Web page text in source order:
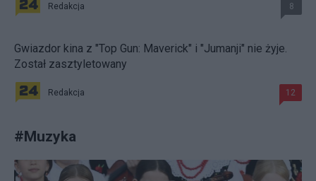
Redakcja 8
Gwiazdor kina z "Top Gun: Maverick" i "Jumanji" nie żyje.
Został zasztyletowany
Redakcja 12
#Muzyka